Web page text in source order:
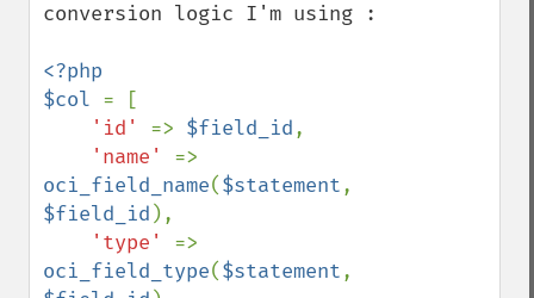
conversion logic I'm using :
<?php
$col = [
'id' => $field_id,
'name'
oci_field_name($statement
$field_id ),
'type'
oci_field_type($statement